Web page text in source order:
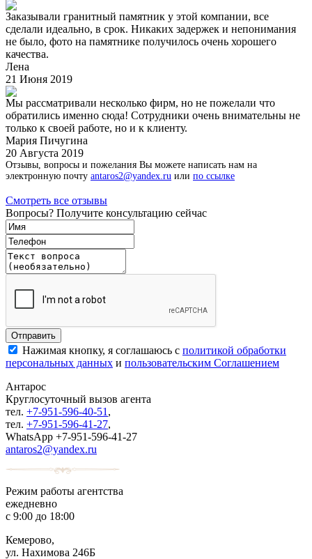
Заказывали гранитный памятник у этой компании, все
сделали идеально, в срок. Никаких задержек и непонимания
не было, фото на памятнике получилось очень хорошего
качества.
Лена
21 Июня 2019
Мы рассматривали несколько фирм, но не пожелали что
обратились именно сюда! Сотрудники очень внимательны не
только к своей работе, но и к клиенту.
Мария Пичугина
20 Августа 2019
Отзывы, вопросы и пожелания Вы можете написать нам на
электронную почту antaros2@yandex.ru или по ссылке
Смотреть все отзывы
Вопросы? Получите консультацию сейчас
Нажимая кнопку, я соглашаюсь с политикой обработки
персональных данных и пользовательским Соглашением
Антарос
Круглосуточный вызов агента
тел. +7-951-596-40-51 ,
тел. +7-951-596-41-27,
WhatsApp +7-951-596-41-27
antaros2@yandex.ru
Режим работы агентства
ежедневно
с 9:00 до 18:00
Кемерово,
ул. Нахимова 246Б